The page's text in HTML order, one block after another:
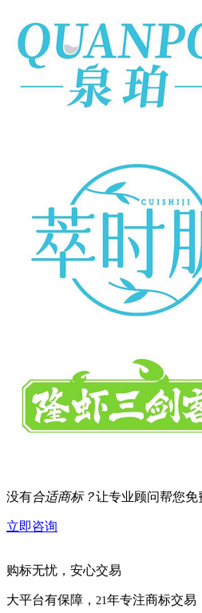
没有合适商标？让专业顾问帮您免
立即咨询
购标无忧，安心交易
大平台有保障， 21年专注商标交易